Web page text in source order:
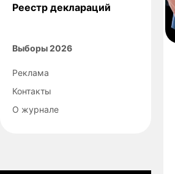
Реестр деклараций
Выборы 2026
Реклама
Контакты
О журнале